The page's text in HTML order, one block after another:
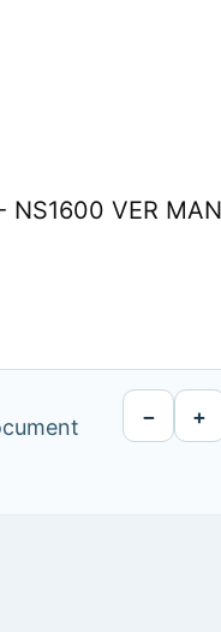
VER
− +